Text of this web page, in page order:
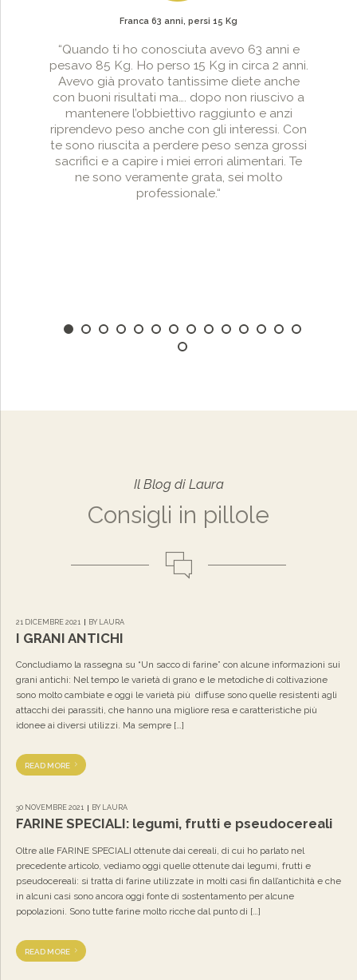
Franca 63 anni, persi 15 Kg
“Quando ti ho conosciuta avevo 63 anni e
pesavo 85 Kg. Ho perso 15 Kg in circa 2 anni.
Avevo già provato tantissime diete anche
con buoni risultati ma…. dopo non riuscivo a
mantenere l’obbiettivo raggiunto e anzi
riprendevo peso anche con gli interessi. Con
te sono riuscita a perdere peso senza grossi
sacrifici e a capire i miei errori alimentari. Te
ne sono veramente grata, sei molto
professionale.“
Il Blog di Laura
Consigli in pillole
21 DICEMBRE 2021 BY LAURA
I GRANI ANTICHI
Concludiamo la rassegna su “Un sacco di farine” con alcune informazioni sui
grani antichi: Nel tempo le varietà di grano e le metodiche di coltivazione
sono molto cambiate e oggi le varietà più diffuse sono quelle resistenti agli
attacchi dei parassiti, che hanno una migliore resa e caratteristiche più
idonee ai diversi utilizzi. Ma sempre […]
READ MORE
30 NOVEMBRE 2021 BY LAURA
FARINE SPECIALI: legumi, frutti e pseudocereali
Oltre alle FARINE SPECIALI ottenute dai cereali, di cui ho parlato nel
precedente articolo, vediamo oggi quelle ottenute dai legumi, frutti e
pseudocereali: si tratta di farine utilizzate in molti casi fin dall’antichità e che
in alcuni casi sono ancora oggi fonte di sostentamento per alcune
popolazioni. Sono tutte farine molto ricche dal punto di […]
READ MORE